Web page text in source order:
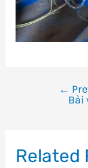
viết
←
Bài
Related